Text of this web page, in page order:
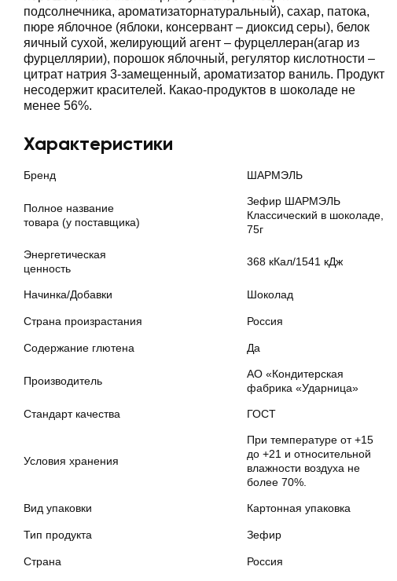
подсолнечника, ароматизаторнатуральный), сахар, патока,
пюре яблочное (яблоки, консервант – диоксид серы), белок
яичный сухой, желирующий агент – фурцеллеран(агар из
фурцеллярии), порошок яблочный, регулятор кислотности –
цитрат натрия 3-замещенный, ароматизатор ваниль. Продукт
несодержит красителей. Какао-продуктов в шоколаде не
менее 56%.
Характеристики
Бренд ШАРМЭЛЬ
Полное название
товара (у поставщика)
Зефир ШАРМЭЛЬ
Классический в шоколаде,
75г
Энергетическая
ценность
368 кКал/1541 кДж
Начинка/Добавки Шоколад
Страна произрастания Россия
Содержание глютена Да
Производитель
АО «Кондитерская
фабрика «Ударница»
Стандарт качества ГОСТ
Условия хранения
При температуре от +15
до +21 и относительной
влажности воздуха не
более 70%.
Вид упаковки Картонная упаковка
Тип продукта Зефир
Страна Россия